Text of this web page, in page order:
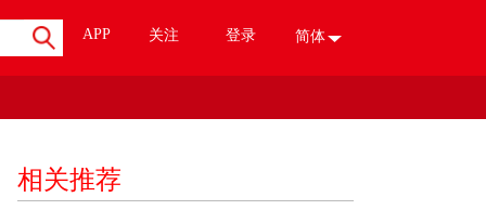
APP 关注 登录 简体
相关推荐